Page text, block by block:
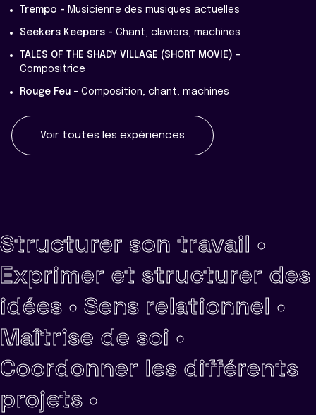
Trempo - Musicienne des musiques actuelles
Seekers Keepers - Chant, claviers, machines
TALES OF THE SHADY VILLAGE (SHORT MOVIE) -
Compositrice
Rouge Feu - Composition, chant, machines
Voir toutes les expériences
Structurer son travail •
Exprimer et structurer des
idées • Sens relationnel •
Maîtrise de soi •
Coordonner les différents
projets •